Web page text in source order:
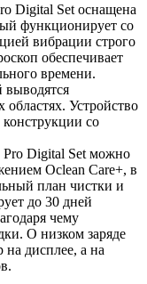
Digital Set оснащена
функционирует со
вибрации строго
обеспечивает
времени.
выводятся
Устройство
конструкции со
Digital Set можно
Oclean Care+, в
план чистки и
до 30 дней
чему
О низком заряде
на дисплее, а на